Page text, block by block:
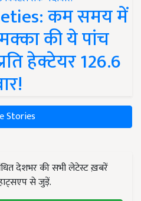
कम समय में
की ये पांच
हेक्टेयर 126.6
Stories
देशभर की सभी लेटेस्ट ख़बरें
से जुड़ें.